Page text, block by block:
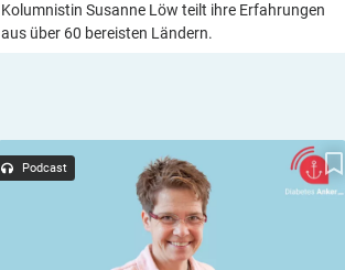
Kolumnistin Susanne Löw teilt ihre Erfahrungen
aus über 60 bereisten Ländern.
Diabetes-Anker-Podcast: Sport und Bewegung
mit Diabetes – im Gespräch mit Ulrike Thurm
Podcast